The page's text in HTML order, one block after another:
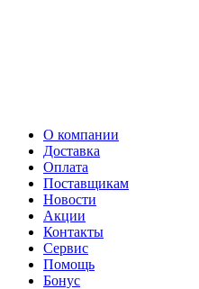
О компании
Доставка
Оплата
Поставщикам
Новости
Акции
Контакты
Сервис
Помощь
Бонус